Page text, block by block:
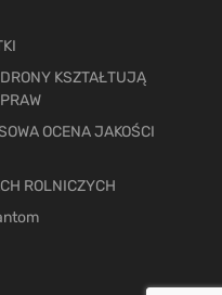
KSZTAŁTUJĄ
OCENA JAKOŚCI
ROLNICZYCH